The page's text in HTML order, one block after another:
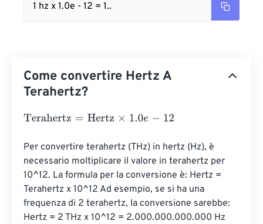
1 hz x 1.0e - 12 = 1..
Come convertire Hertz A
Terahertz?
Terahertz=Hertz×1.0e -12
Per convertire terahertz (THz) in hertz (Hz), è
necessario moltiplicare il valore in terahertz per
10^12. La formula per la conversione è: Hertz =
Terahertz x 10^12 Ad esempio, se si ha una
frequenza di 2 terahertz, la conversione sarebbe:
Hertz = 2 THz x 10^12 = 2.000.000.000.000 Hz